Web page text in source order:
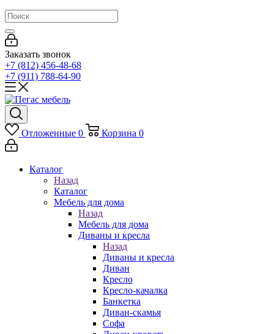
Заказать звонок
+7 (812) 456-48-68
+7 (911) 788-64-90
Отложенные 0 Корзина 0
Каталог
Назад
Каталог
Мебель для дома
Назад
Мебель для дома
Диваны и кресла
Назад
Диваны и кресла
Диван
Кресло
Кресло-качалка
Банкетка
Диван-скамья
Софа